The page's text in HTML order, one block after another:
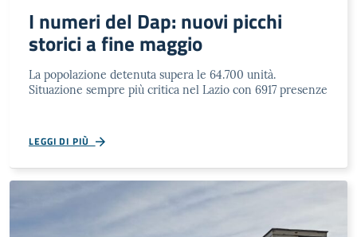
I numeri del Dap: nuovi picchi
storici a fine maggio
La popolazione detenuta supera le 64.700 unità.
Situazione sempre più critica nel Lazio con 6917 presenze
LEGGI DI PIÙ